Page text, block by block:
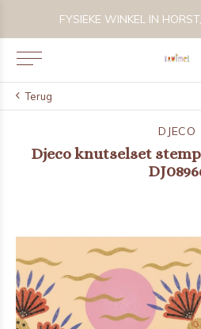
FYSIEKE WINKEL IN
Terug
DJECO
Djeco knutselset